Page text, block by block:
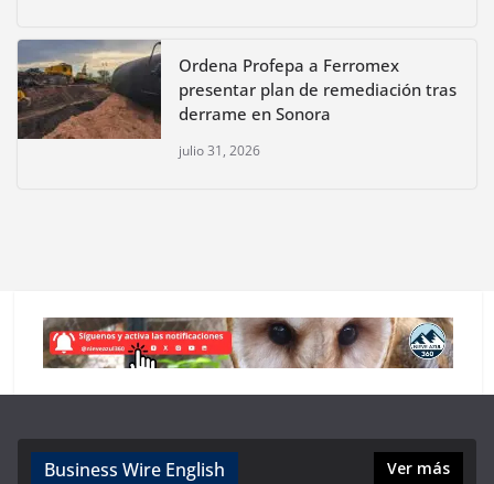
Ordena Profepa a Ferromex
presentar plan de remediación tras
derrame en Sonora
julio 31, 2026
Business Wire English Ver más